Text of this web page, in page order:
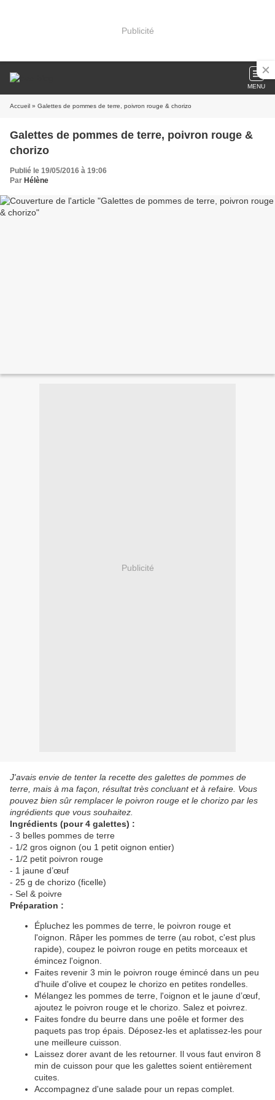
Publicité
MENU
Accueil » Galettes de pommes de terre, poivron rouge & chorizo
Galettes de pommes de terre, poivron rouge &
chorizo
Publié le 19/05/2016 à 19:06
Par Hélène
Publicité
J'avais envie de tenter la recette des galettes de pommes de
terre, mais à ma façon, résultat très concluant et à refaire. Vous
pouvez bien sûr remplacer le poivron rouge et le chorizo par les
ingrédients que vous souhaitez.
Ingrédients (pour 4 galettes) :
- 3 belles pommes de terre
- 1/2 gros oignon (ou 1 petit oignon entier)
- 1/2 petit poivron rouge
- 1 jaune d’œuf
- 25 g de chorizo (ficelle)
- Sel & poivre
Préparation :
Épluchez les pommes de terre, le poivron rouge et
l'oignon. Râper les pommes de terre (au robot, c'est plus
rapide), coupez le poivron rouge en petits morceaux et
émincez l'oignon.
Faites revenir 3 min le poivron rouge émincé dans un peu
d'huile d'olive et coupez le chorizo en petites rondelles.
Mélangez les pommes de terre, l'oignon et le jaune d’œuf,
ajoutez le poivron rouge et le chorizo. Salez et poivrez.
Faites fondre du beurre dans une poêle et former des
paquets pas trop épais. Déposez-les et aplatissez-les pour
une meilleure cuisson.
Laissez dorer avant de les retourner. Il vous faut environ 8
min de cuisson pour que les galettes soient entièrement
cuites.
Accompagnez d'une salade pour un repas complet.